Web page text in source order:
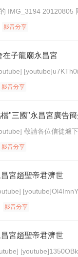
Flickr 上 佳里子龍廟永
影音分享
在子龍廟永昌宮
[youtube]RzSDzZRQY4s[/
影音分享
"三國"永昌宮廣告
[youtube]DF9bPWUVTiw[/
影音分享
宮趙聖帝君濟世
影音分享
宮趙聖帝君濟世